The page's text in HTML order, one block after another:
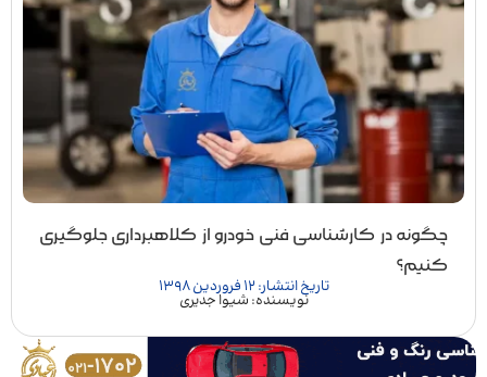
چگونه در کارشناسی فنی خودرو از کلاهبرداری جلوگیری
کنیم؟
تاریخ انتشار: 12 فروردین 1398
نویسنده: شیوا جدیری